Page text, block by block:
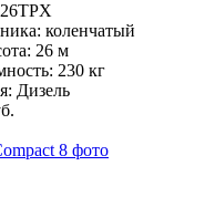
коленчатый
26 м
230 кг
Дизель